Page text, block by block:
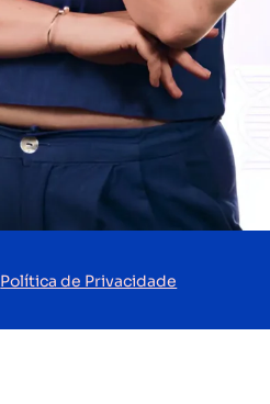
Política de Privacidade